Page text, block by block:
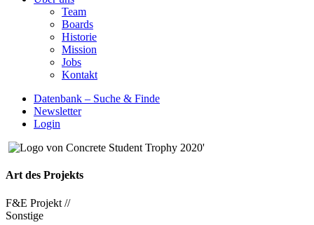
Team
Boards
Historie
Mission
Jobs
Kontakt
Datenbank – Suche & Finde
Newsletter
Login
Art des Projekts
F&E Projekt //
Sonstige